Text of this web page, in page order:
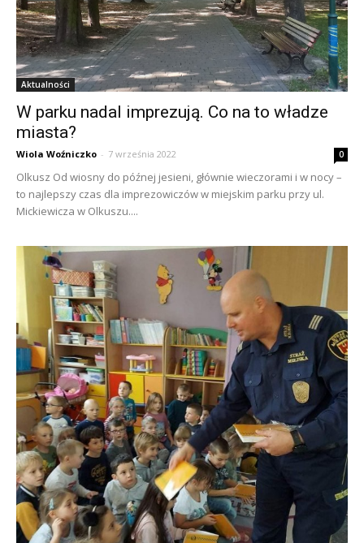
Aktualności
W parku nadal imprezują. Co na to władze
miasta?
Wiola Woźniczko - 7 września 2022 0
Olkusz Od wiosny do późnej jesieni, głównie wieczorami i w nocy –
to najlepszy czas dla imprezowiczów w miejskim parku przy ul.
Mickiewicza w Olkuszu....